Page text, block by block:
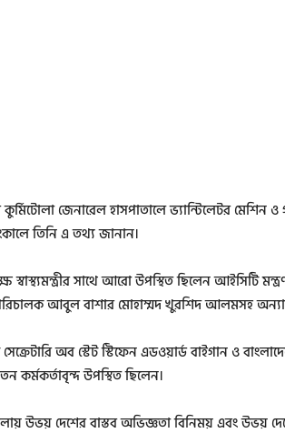
জেনারেল হাসপাতালে ভ্যান্টিলেটর মেশিন ও
তিনি এ তথ্য জানান।
স্বাস্থ্যমন্ত্রীর সাথে আরো উপস্থিত ছিলেন আইসিটি
আবুল বাশার মোহাম্মদ খুরশিদ আলমসহ
সেক্রেটারি অব স্টেট স্টিফেন এডওয়ার্ড বাইগান ও
কর্মকর্তাবৃন্দ উপস্থিত ছিলেন।
উভয় দেশের বাস্তব অভিজ্ঞতা বিনিময় এবং উভয়